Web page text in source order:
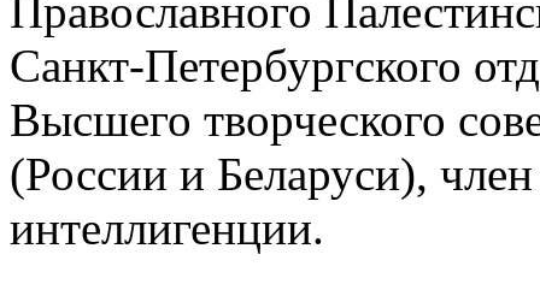
Православного
Санкт-Петербургского
Высшего творческого
(России и Беларуси),
интеллигенции.